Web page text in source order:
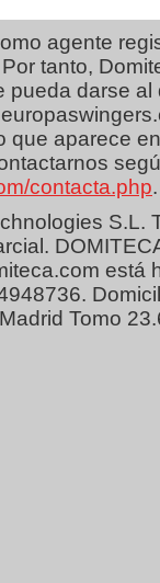
agente
tanto,
pueda darse
que aparece
contacta.php.
S.L.
Tomo